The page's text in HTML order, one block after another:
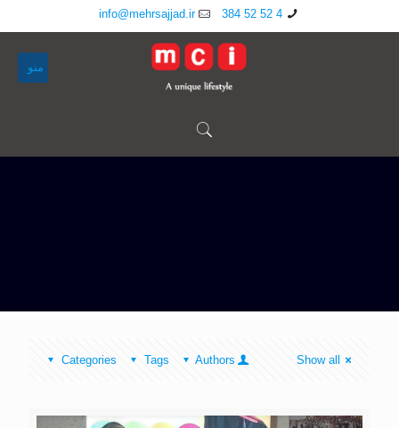
4 52 52 384
info@mehrsajjad.ir
منو
Categories Tags Authors Show all